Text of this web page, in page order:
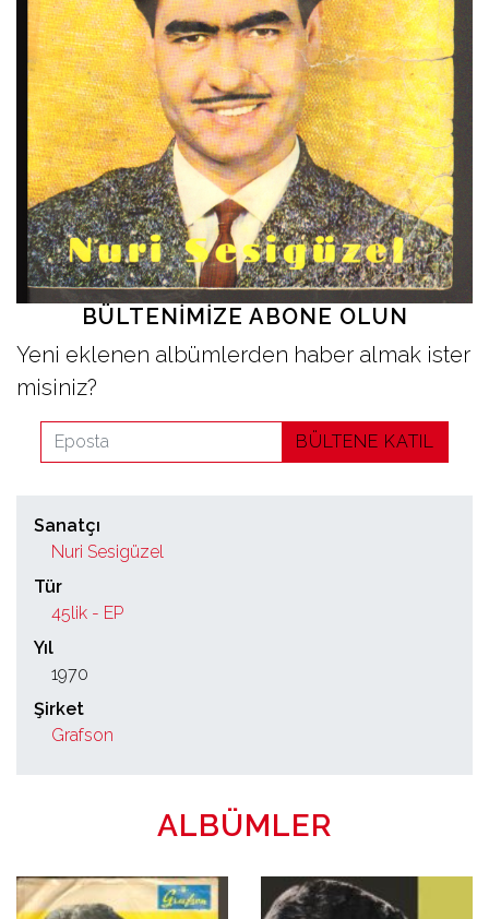
İletişim
en
BÜLTENIMIZE ABONE OLUN
Yeni eklenen albümlerden haber almak ister
misiniz?
BÜLTENE KATIL
Sanatçı
Nuri Sesigüzel
Tür
45lik - EP
Yıl
1970
Şirket
Grafson
ALBÜMLER